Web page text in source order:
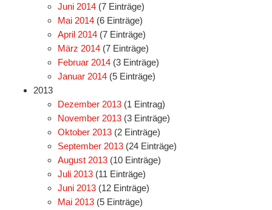
Juni 2014 (7 Einträge)
Mai 2014 (6 Einträge)
April 2014 (7 Einträge)
März 2014 (7 Einträge)
Februar 2014 (3 Einträge)
Januar 2014 (5 Einträge)
2013
Dezember 2013 (1 Eintrag)
November 2013 (3 Einträge)
Oktober 2013 (2 Einträge)
September 2013 (24 Einträge)
August 2013 (10 Einträge)
Juli 2013 (11 Einträge)
Juni 2013 (12 Einträge)
Mai 2013 (5 Einträge)